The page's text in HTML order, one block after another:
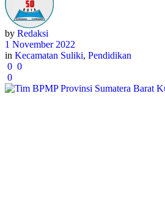
by Redaksi
1 November 2022
in Kecamatan Suliki, Pendidikan
0 0
0